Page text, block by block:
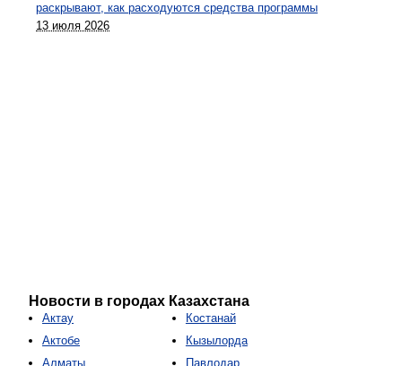
раскрывают, как расходуются средства программы
13 июля 2026
Новости в городах Казахстана
Актау
Актобе
Алматы
Костанай
Кызылорда
Павлодар